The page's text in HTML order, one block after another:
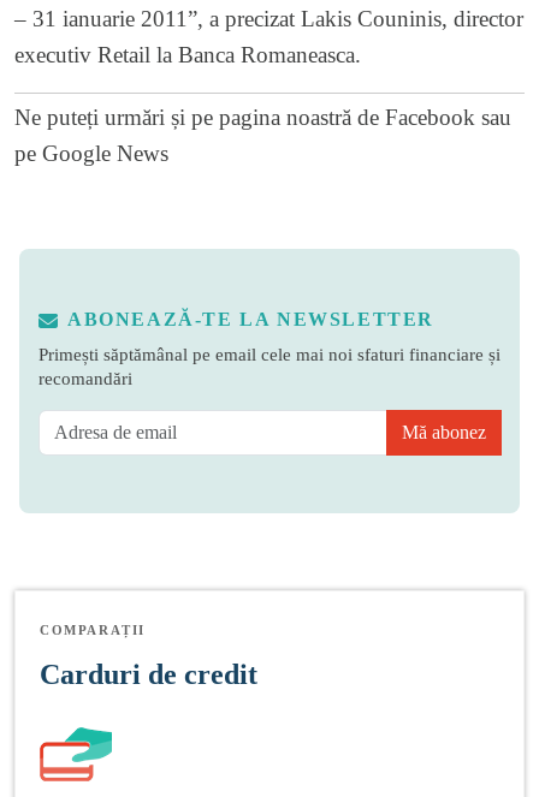
– 31 ianuarie 2011”, a precizat Lakis Couninis, director
executiv Retail la Banca Romaneasca.
Ne puteți urmări și pe pagina noastră de Facebook sau
pe Google News
ABONEAZĂ-TE LA NEWSLETTER
Primești săptămânal pe email cele mai noi sfaturi financiare și
recomandări
Mă abonez
COMPARAȚII
Carduri de credit